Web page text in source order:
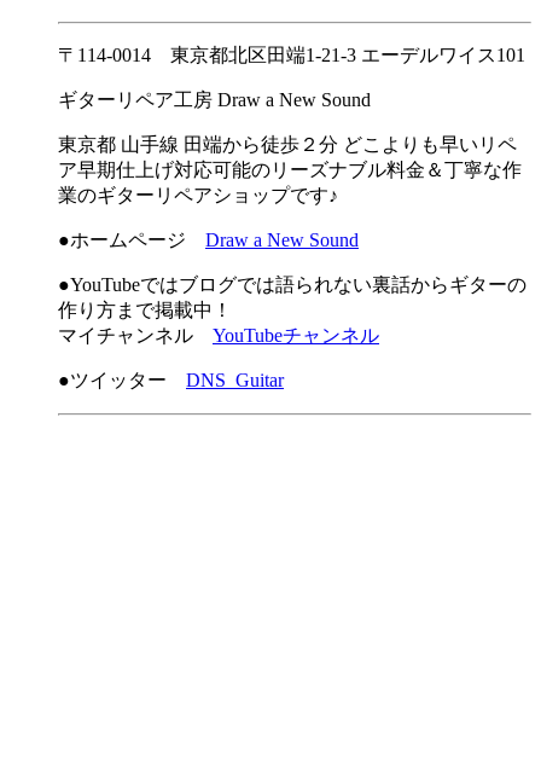
〒114-0014 東京都北区田端1-21-3 エーデルワイス101
ギターリペア工房 Draw a New Sound
東京都 山手線 田端から徒歩２分 どこよりも早いリペ
ア早期仕上げ対応可能のリーズナブル料金＆丁寧な作
業のギターリペアショップです♪
●ホームページ Draw a New Sound
●YouTubeではブログでは語られない裏話からギターの
作り方まで掲載中！
マイチャンネル YouTubeチャンネル
●ツイッター DNS_Guitar